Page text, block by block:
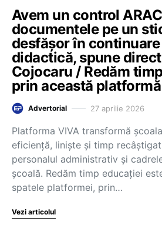
Avem un control
documentele pe un
desfășor în
didactică, spune
Cojocaru / Redăm
prin această
Advertorial 27 aprilie 2026
Platforma VIVA transformă
eficiență, liniște și timp
personalul administrativ și
școală. Redăm timp educației
spatele platformei, prin…
Vezi articolul